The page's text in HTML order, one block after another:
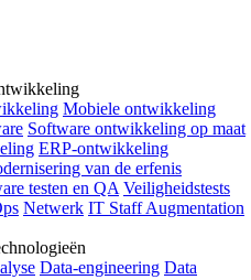
Mobiele ontwikkeling
Software ontwikkeling op maat
ERP-ontwikkeling
van de erfenis
testen en QA Veiligheidstests
Netwerk IT Staff Augmentation
Data-engineering Data